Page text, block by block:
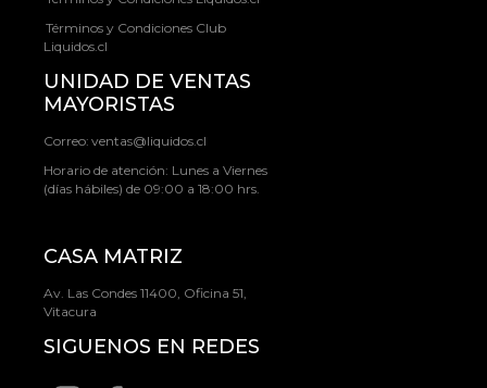
Términos y Condiciones Club
Liquidos.cl
UNIDAD DE VENTAS
MAYORISTAS
Correo: ventas@liquidos.cl
Horario de atención: Lunes a Viernes
(días hábiles) de 09:00 a 18:00 hrs.
CASA MATRIZ
Av. Las Condes 11400, Oficina 51,
Vitacura
SIGUENOS EN REDES